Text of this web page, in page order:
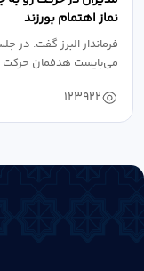
نماز اهتمام بورزند
فرماندار البرز گفت: در
می‌بایست هدفمان حرکت
123922